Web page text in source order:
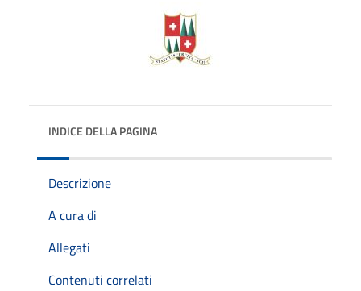
INDICE DELLA PAGINA
Descrizione
A cura di
Allegati
Contenuti correlati